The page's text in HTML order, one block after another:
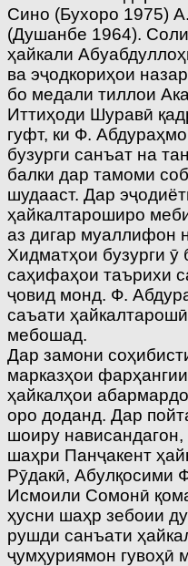
Сино (Бухоро 1975)
(Душанбе 1964).
ҳайкали
ва эҷодкориҳои
бо медали тиллои
Иттиҳоди Шуравӣ
гуфт, ки Ф.
бузурги санъат на
балки дар тамоми
шудааст. Дар
ҳайкалтароширо
аз дигар муаллифон
Хидматҳои бузурги ӯ
саҳифаҳои таърихи
ҷовид монд. Ф.
саъати
мебошад.
Дар замони
марказҳои
ҳайкалҳои
оро доданд. Дар
шоиру
шаҳри Панҷакент
Рӯдакӣ, Абулқосими
Исмоили Сомонӣ
ҳусни шаҳр зебоии
рушди санъати
ҷумҳуриямон гувоҳӣ